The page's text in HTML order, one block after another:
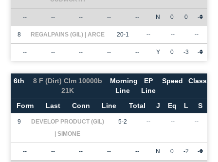
-- -- -- -- -- N 0 0 -
8 REGALPAINS (GIL) | ARCE 20-1 -- -- --
-- -- -- -- -- Y 0 -3 -
6th
8 F (Dirt) Clm 10000b
21K
Morning
Line
EP
Line
Speed Class
Form Last Conn Line Total J Eq L S
9
DEVELOP PRODUCT (GIL)
| SIMONE
5-2 -- -- --
-- -- -- -- -- N 0 -2 -